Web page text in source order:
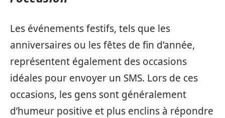
Les événements festifs, tels que les
anniversaires ou les fêtes de fin d’année,
représentent également des occasions
idéales pour envoyer un SMS. Lors de ces
occasions, les gens sont généralement
d’humeur positive et plus enclins à répondre